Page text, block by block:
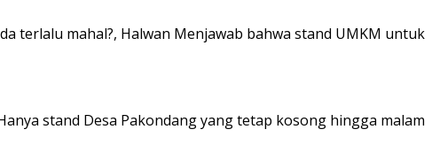
terlalu mahal?, Halwan Menjawab bahwa stand UMKM untuk
stand Desa Pakondang yang tetap kosong hingga malam